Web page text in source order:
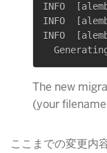
INFO
INFO
INFO
The new
(your
ここまでの変更内